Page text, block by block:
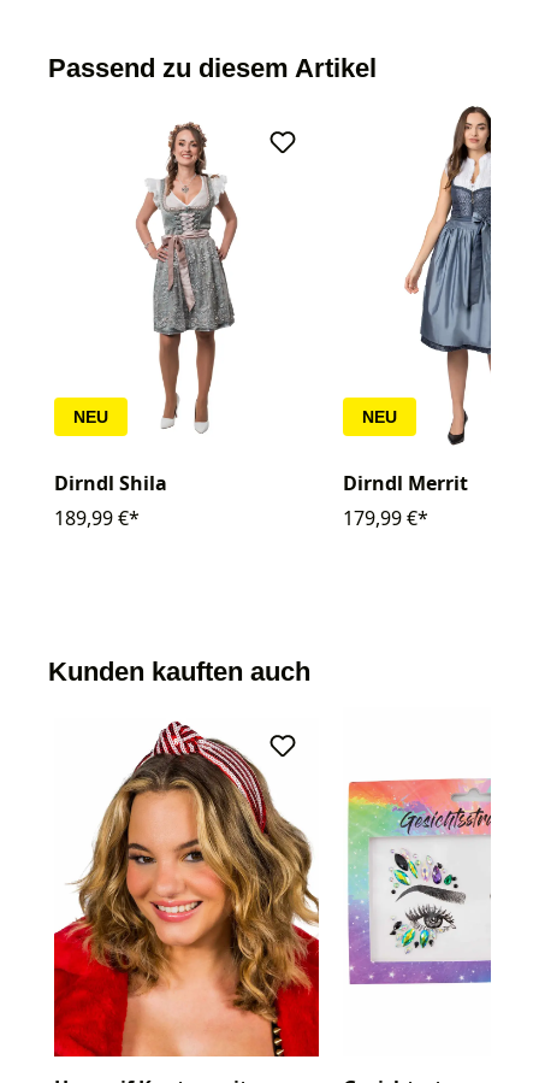
Passend zu diesem Artikel
NEU
Dirndl Shila
189,99 €*
NEU
Dirndl Merrit
179,99 €*
Kunden kauften auch